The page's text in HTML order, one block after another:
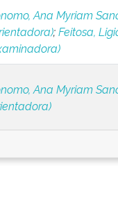
Ana Myriam
;Feitosa,
Ana Myriam